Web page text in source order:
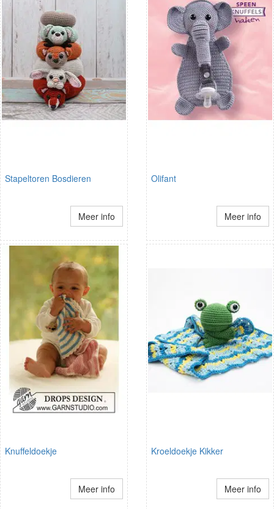
Stapeltoren Bosdieren
Meer info
Olifant
Meer info
Knuffeldoekje
Meer info
Kroeldoekje Kikker
Meer info